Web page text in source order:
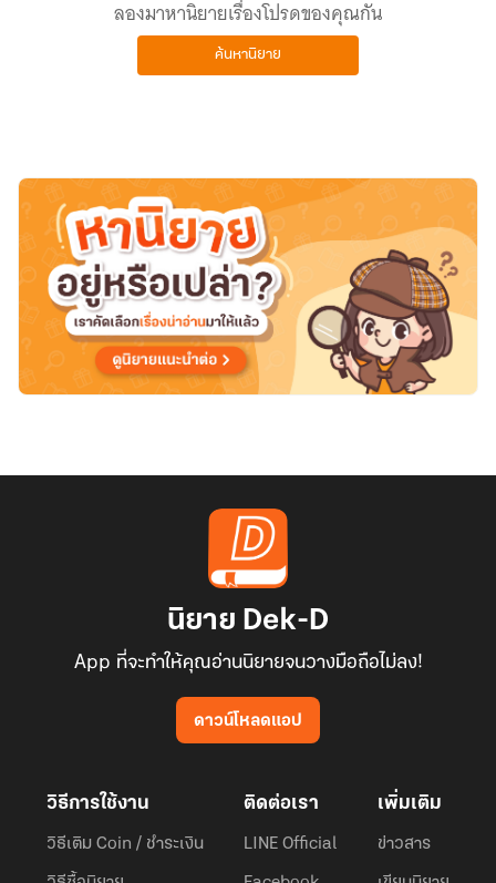
ลองมาหานิยายเรื่องโปรดของคุณกัน
ค้นหานิยาย
นิยาย Dek-D
App ที่จะทำให้คุณอ่านนิยายจนวางมือถือไม่ลง!
ดาวน์โหลดแอป
วิธีการใช้งาน
วิธีเติม Coin / ชำระเงิน
ติดต่อเรา
LINE Official
เพิ่มเติม
ข่าวสาร